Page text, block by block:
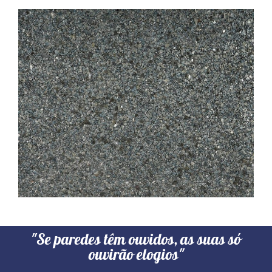
"Se paredes têm ouvidos, as suas só
ouvirão elogios"